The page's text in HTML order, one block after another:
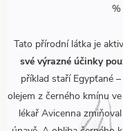
%
Tato přírodní látka je
své výrazné účinky
příklad staří Egypťané
olejem z černého kmínu
lékař Avicenna